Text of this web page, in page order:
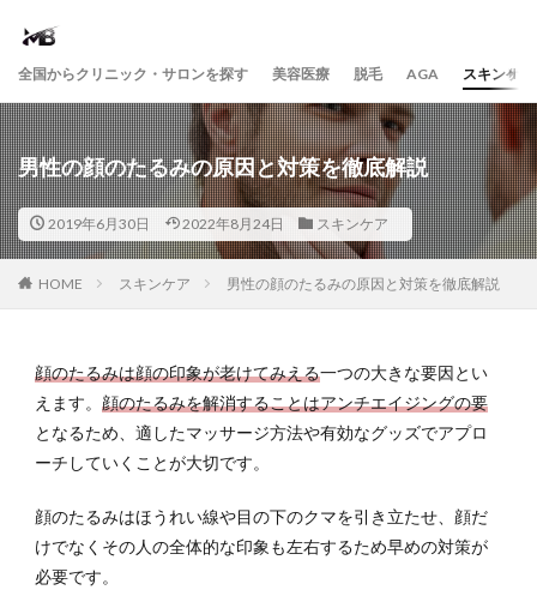
全国からクリニック・サロンを探す 美容医療 脱毛 AGA スキンケア
男性の顔のたるみの原因と対策を徹底解説
2019年6月30日 2022年8月24日 スキンケア
HOME スキンケア 男性の顔のたるみの原因と対策を徹底解説
顔のたるみは顔の印象が老けてみえる一つの大きな要因とい
えます。 顔のたるみを解消することはアンチエイジングの要
となるため、適したマッサージ方法や有効なグッズでアプロ
ーチしていくことが大切です。
顔のたるみはほうれい線や目の下のクマを引き立たせ、顔だ
けでなくその人の全体的な印象も左右するため早めの対策が
必要です。